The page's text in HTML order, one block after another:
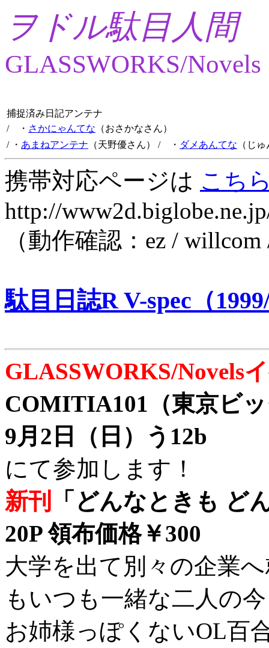
ヲドル駄目人間
GLASSWORKS/Novels
捕捉済み日記アンテナ
/ ・ さかにゃんてな （おさかなさん）
/ ・ あまねアンテナ （天野優さん） / ・ ダメあんてな （じ
携帯対応ページは こち
http://
（動作確認：ez /
駄目日誌R V-spec（
GLASSWORKS/Novels
COMITIA101（東京ビ
9月2日（日）う12b
にて参加します！
新刊
「どんなときも ど
20P 領布価格￥300
大学を出て別々の企業
もいつも一緒な二人の
お姉様っぽくないOL百